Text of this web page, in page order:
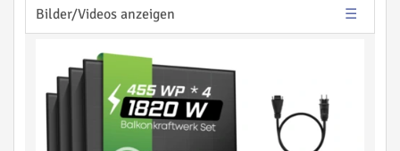
Bilder/Videos anzeigen